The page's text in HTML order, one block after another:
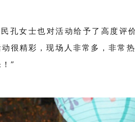
孔女士也对活动给予了高度评
很精彩，现场人非常多，非常
”